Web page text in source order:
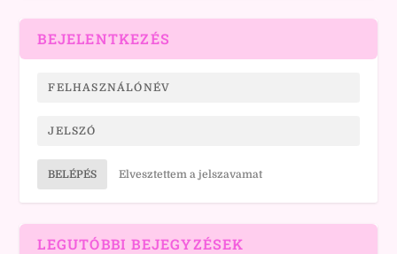
BEJELENTKEZÉS
BELÉPÉS Elvesztettem a jelszavamat
LEGUTÓBBI BEJEGYZÉSEK